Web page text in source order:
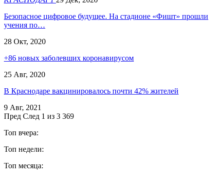
Безопасное цифровое будущее. На стадионе «Фишт» прошли
учения по…
28 Окт, 2020
+86 новых заболевших коронавирусом
25 Авг, 2020
В Краснодаре вакцинировалось почти 42% жителей
9 Авг, 2021
Пред След 1 из 3 369
Топ вчера:
Топ недели:
Топ месяца: